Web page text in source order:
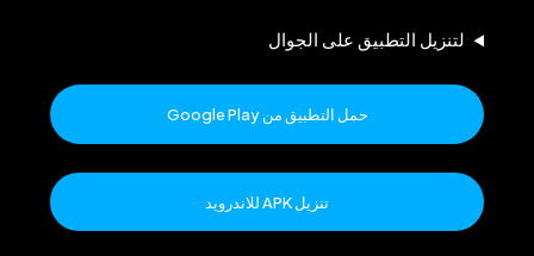
لتنزيل التطبيق على الجوال
حمل التطبيق من Google Play
تنزيل APK للاندرويد